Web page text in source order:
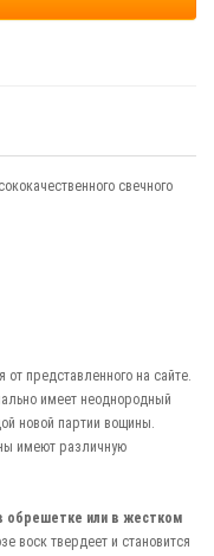
свечного
представленного на сайте.
имеет неоднородный
новой партии вощины.
имеют различную
обрешетке или в жестком
воск твердеет и становится